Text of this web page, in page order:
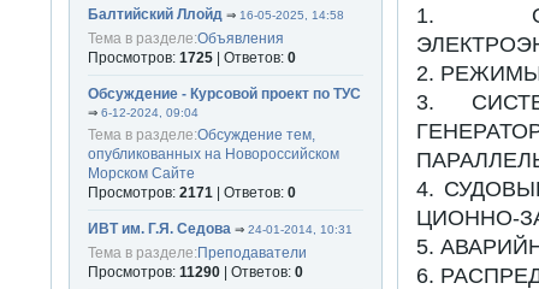
1.
2.
3.
4.
ЦИОННО-
5.
6.
Балтийский Ллойд ⇒16-05-2025, 14:58
Тема в разделе:Объявления
Просмотров:1725 | Ответов:0
Обсуждение - Курсовой проект по ТУС
⇒6-12-2024, 09:04
Тема в разделе:Обсуждение тем,
опубликованных на Новороссийском
Морском Сайте
Просмотров:2171 | Ответов:0
ИВТ им. Г.Я. Седова ⇒24-01-2014, 10:31
Тема в разделе:Преподаватели
Просмотров:11290 | Ответов:0